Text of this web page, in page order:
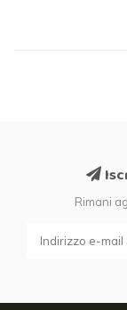
Rimani